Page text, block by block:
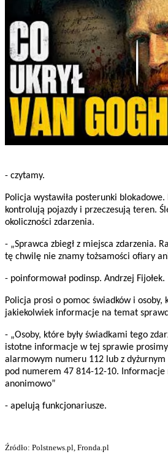
Play
- czytamy.
Policja wystawiła posterunki blokadowe.
kontrolują pojazdy i przeczesują teren.
okoliczności zdarzenia.
- „Sprawca zbiegł z miejsca zdarzenia.
tę chwilę nie znamy tożsamości ofiary
- poinformował podinsp. Andrzej Fijołek.
Policja prosi o pomoc świadków i osoby,
jakiekolwiek informacje na temat
- „Osoby, które były świadkami tego
istotne informacje w tej sprawie
alarmowym numeru 112 lub z dyżurnym
pod numerem 47 814-12-10. Informacje
anonimowo”
- apelują funkcjonariusze.
Źródło: Polstnews.pl, Fronda.pl